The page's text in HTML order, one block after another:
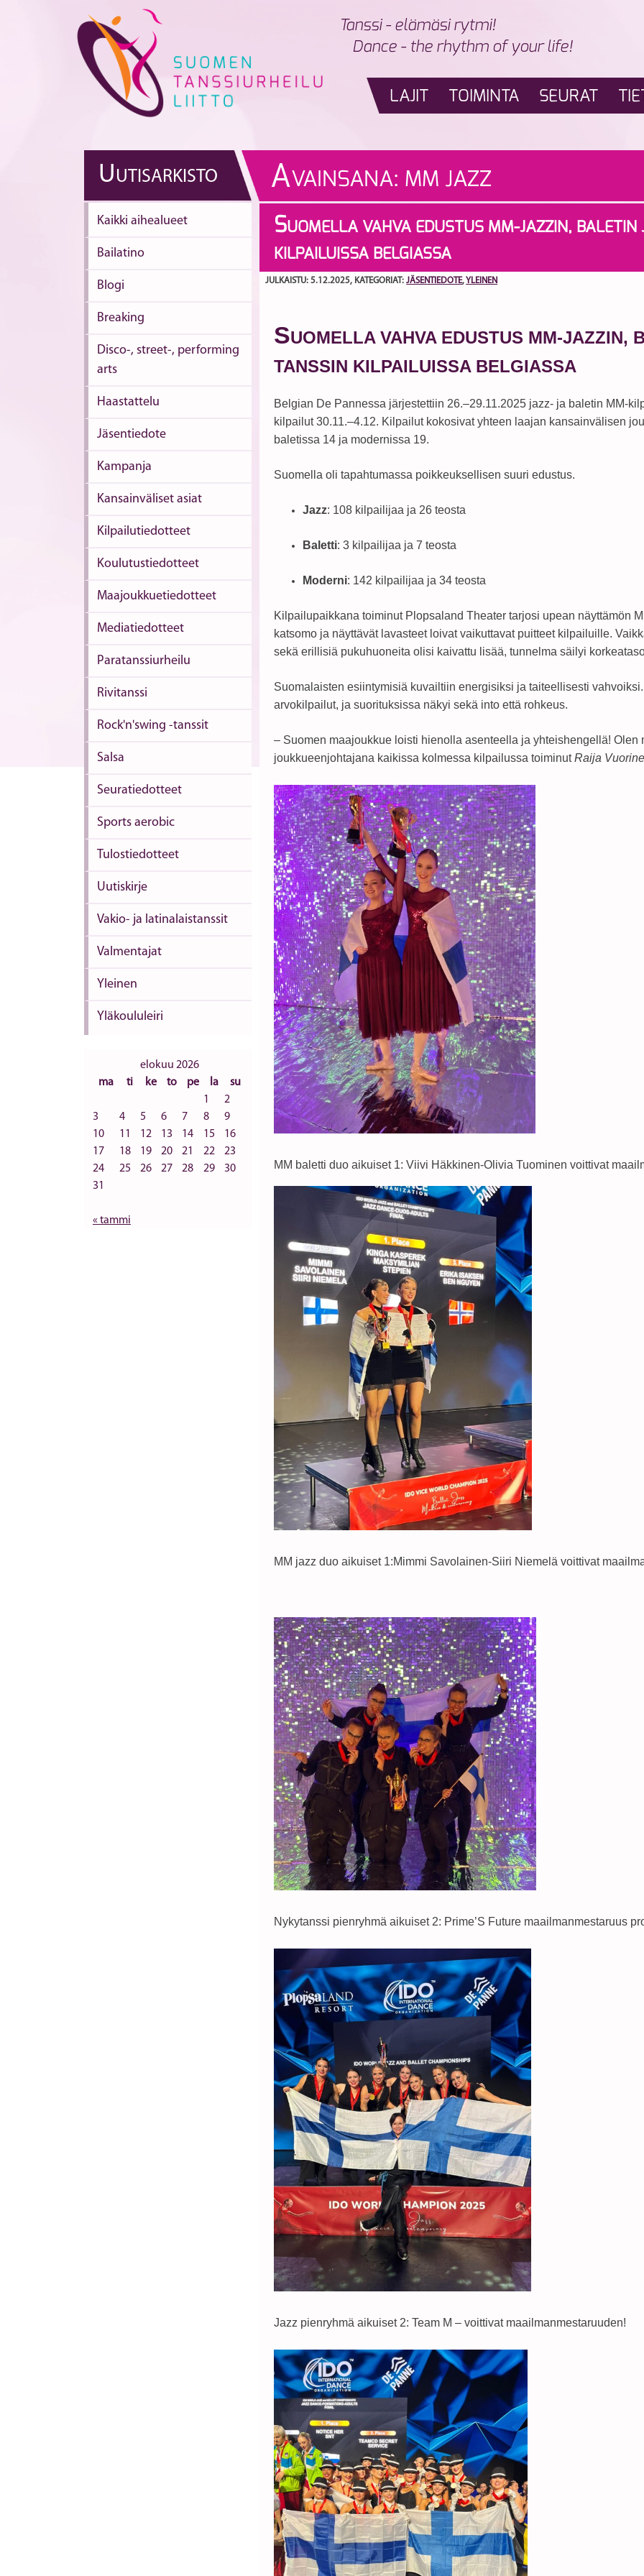
Tanssi - elämäsi rytmi!
Dance - the rhythm of your life!
LAJIT TOIMINTA SEURAT
UUTISARKISTO
Kaikki aihealueet
Bailatino
Blogi
Breaking
Disco-, street-, performing
arts
Haastattelu
Jäsentiedote
Kampanja
Kansainväliset asiat
Kilpailutiedotteet
Koulutustiedotteet
Maajoukkuetiedotteet
Mediatiedotteet
Paratanssiurheilu
Rivitanssi
Rock'n'swing -tanssit
Salsa
Seuratiedotteet
Sports aerobic
Tulostiedotteet
Uutiskirje
Vakio- ja latinalaistanssit
Valmentajat
Yleinen
Yläkoululeiri
elokuu 2026
ma
ti ke to pe la
su
1
2
3
4 5 6 7 8
9
10
11 12 13 14 15
16
17
18 19 20 21 22
23
24
25 26 27 28 29
30
31
« tammi
AVAINSANA: MM JAZZ
SUOMELLA VAHVA EDUSTUS MM-JAZZIN, BALETIN
KILPAILUISSA BELGIASSA
JULKAISTU: 5.12.2025, KATEGORIAT:JÄSENTIEDOTE,YLEINEN
SUOMELLA VAHVA EDUSTUS MM-JAZZIN,
TANSSIN KILPAILUISSA BELGIASSA
Belgian De Pannessa järjestettiin 26.–29.11.2025 jazz- ja baletin MM-
kilpailut 30.11.–4.12. Kilpailut kokosivat yhteen laajan kansainvälisen
baletissa 14 ja modernissa 19.
Suomella oli tapahtumassa poikkeuksellisen suuri edustus.
Jazz: 108 kilpailijaa ja 26 teosta
Baletti: 3 kilpailijaa ja 7 teosta
Moderni: 142 kilpailijaa ja 34 teosta
Kilpailupaikkana toiminut Plopsaland Theater tarjosi upean näyttämön
katsomo ja näyttävät lavasteet loivat vaikuttavat puitteet kilpailuille.
sekä erillisiä pukuhuoneita olisi kaivattu lisää, tunnelma säilyi
Suomalaisten esiintymisiä kuvailtiin energisiksi ja taiteellisesti
arvokilpailut, ja suorituksissa näkyi sekä into että rohkeus.
– Suomen maajoukkue loisti hienolla asenteella ja yhteishengellä! Olen
joukkueenjohtajana kaikissa kolmessa kilpailussa toiminutRaija
MM baletti duo aikuiset 1: Viivi Häkkinen-Olivia Tuominen voittivat
MM jazz duo aikuiset 1:Mimmi Savolainen-Siiri Niemelä voittivat
Nykytanssi pienryhmä aikuiset 2: Prime’S Future maailmanmestaruus
Jazz pienryhmä aikuiset 2: Team M – voittivat maailmanmestaruuden!